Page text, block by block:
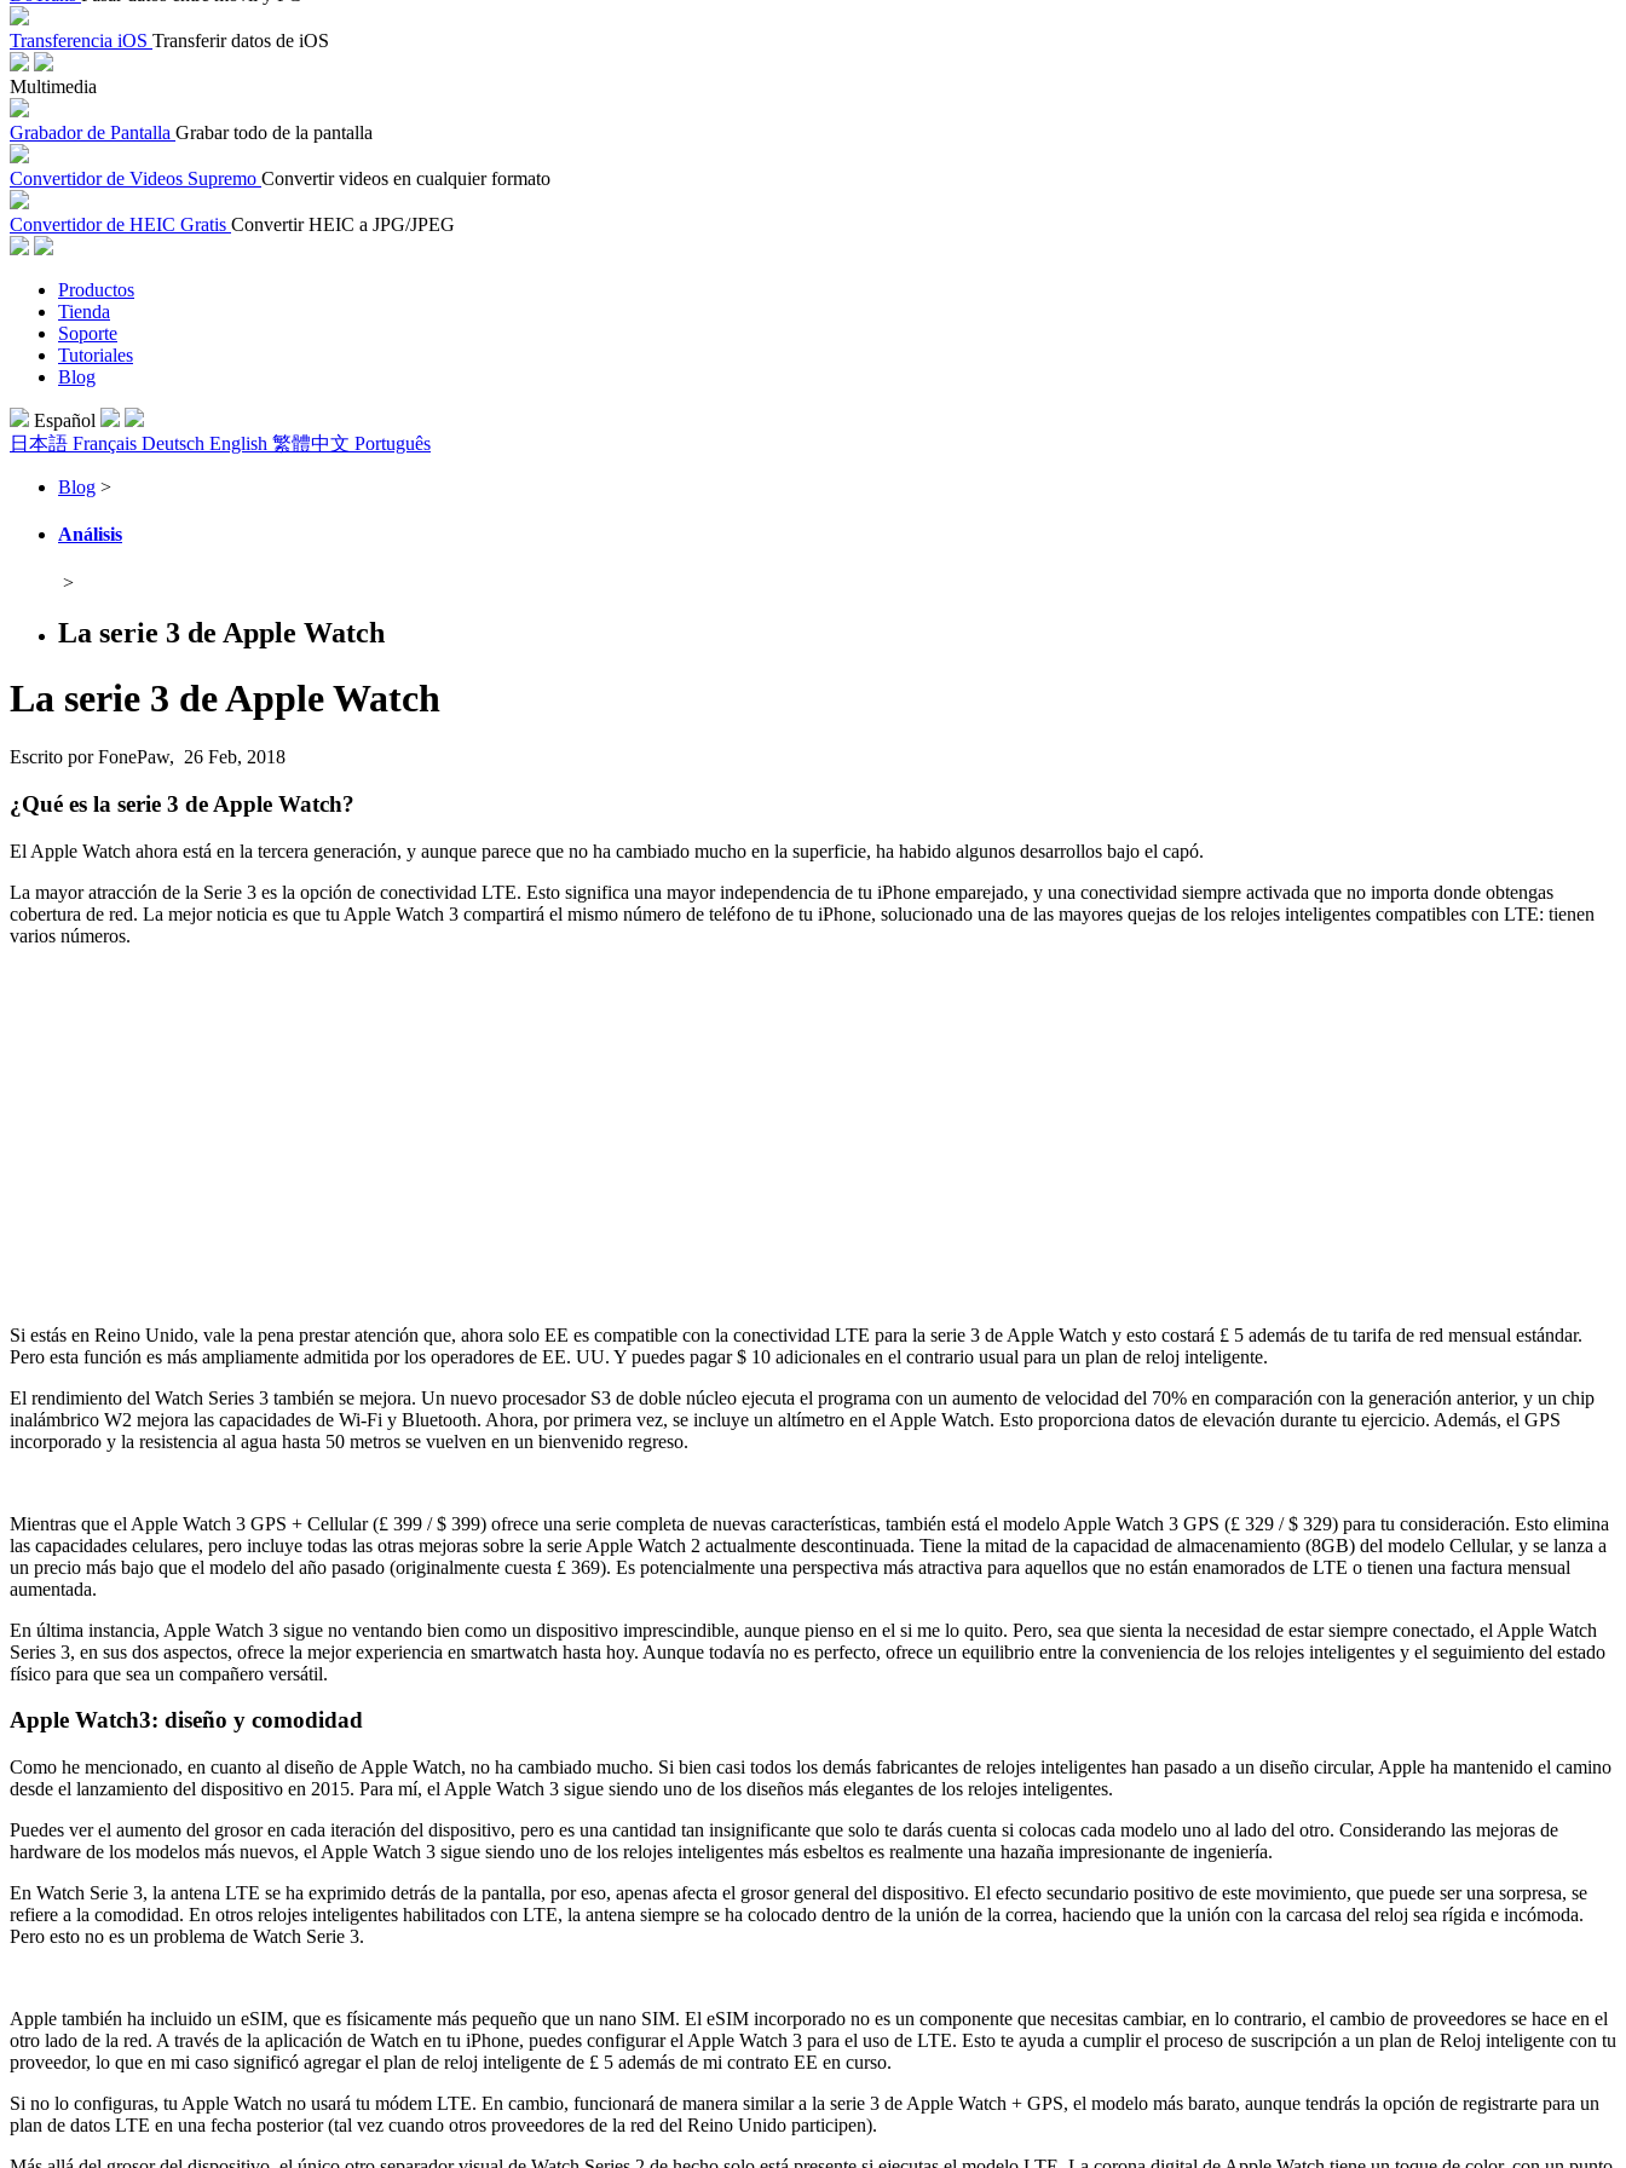
Transferencia iOS Transferir datos de iOS
Multimedia
Grabador de Pantalla Grabar todo de la pantalla
Convertidor de Videos Supremo Convertir videos en cualquier formato
Convertidor de HEIC Gratis Convertir HEIC a JPG/JPEG
Productos
Tienda
Soporte
Tutoriales
Blog
Español
日本語 Français Deutsch English 繁體中文 Português
Blog >
Análisis
>
La serie 3 de Apple Watch
La serie 3 de Apple Watch
Escrito por FonePaw, 26 Feb, 2018
¿Qué es la serie 3 de Apple Watch?
El Apple Watch ahora está en la tercera generación, y aunque parece que no ha cambiado mucho en la superficie, ha habido algunos desarrollos bajo el capó.
La mayor atracción de la Serie 3 es la opción de conectividad LTE. Esto significa una mayor independencia de tu iPhone emparejado, y una conectividad siempre activada que no importa donde obtengas
cobertura de red. La mejor noticia es que tu Apple Watch 3 compartirá el mismo número de teléfono de tu iPhone, solucionado una de las mayores quejas de los relojes inteligentes compatibles con LTE: tienen
varios números.
Si estás en Reino Unido, vale la pena prestar atención que, ahora solo EE es compatible con la conectividad LTE para la serie 3 de Apple Watch y esto costará £ 5 además de tu tarifa de red mensual estándar.
Pero esta función es más ampliamente admitida por los operadores de EE. UU. Y puedes pagar $ 10 adicionales en el contrario usual para un plan de reloj inteligente.
El rendimiento del Watch Series 3 también se mejora. Un nuevo procesador S3 de doble núcleo ejecuta el programa con un aumento de velocidad del 70% en comparación con la generación anterior, y un chip
inalámbrico W2 mejora las capacidades de Wi-Fi y Bluetooth. Ahora, por primera vez, se incluye un altímetro en el Apple Watch. Esto proporciona datos de elevación durante tu ejercicio. Además, el GPS
incorporado y la resistencia al agua hasta 50 metros se vuelven en un bienvenido regreso.
Mientras que el Apple Watch 3 GPS + Cellular (£ 399 / $ 399) ofrece una serie completa de nuevas características, también está el modelo Apple Watch 3 GPS (£ 329 / $ 329) para tu consideración. Esto elimina
las capacidades celulares, pero incluye todas las otras mejoras sobre la serie Apple Watch 2 actualmente descontinuada. Tiene la mitad de la capacidad de almacenamiento (8GB) del modelo Cellular, y se lanza a
un precio más bajo que el modelo del año pasado (originalmente cuesta £ 369). Es potencialmente una perspectiva más atractiva para aquellos que no están enamorados de LTE o tienen una factura mensual
aumentada.
En última instancia, Apple Watch 3 sigue no ventando bien como un dispositivo imprescindible, aunque pienso en el si me lo quito. Pero, sea que sienta la necesidad de estar siempre conectado, el Apple Watch
Series 3, en sus dos aspectos, ofrece la mejor experiencia en smartwatch hasta hoy. Aunque todavía no es perfecto, ofrece un equilibrio entre la conveniencia de los relojes inteligentes y el seguimiento del estado
físico para que sea un compañero versátil.
Apple Watch3: diseño y comodidad
Como he mencionado, en cuanto al diseño de Apple Watch, no ha cambiado mucho. Si bien casi todos los demás fabricantes de relojes inteligentes han pasado a un diseño circular, Apple ha mantenido el camino
desde el lanzamiento del dispositivo en 2015. Para mí, el Apple Watch 3 sigue siendo uno de los diseños más elegantes de los relojes inteligentes.
Puedes ver el aumento del grosor en cada iteración del dispositivo, pero es una cantidad tan insignificante que solo te darás cuenta si colocas cada modelo uno al lado del otro. Considerando las mejoras de
hardware de los modelos más nuevos, el Apple Watch 3 sigue siendo uno de los relojes inteligentes más esbeltos es realmente una hazaña impresionante de ingeniería.
En Watch Serie 3, la antena LTE se ha exprimido detrás de la pantalla, por eso, apenas afecta el grosor general del dispositivo. El efecto secundario positivo de este movimiento, que puede ser una sorpresa, se
refiere a la comodidad. En otros relojes inteligentes habilitados con LTE, la antena siempre se ha colocado dentro de la unión de la correa, haciendo que la unión con la carcasa del reloj sea rígida e incómoda.
Pero esto no es un problema de Watch Serie 3.
Apple también ha incluido un eSIM, que es físicamente más pequeño que un nano SIM. El eSIM incorporado no es un componente que necesitas cambiar, en lo contrario, el cambio de proveedores se hace en el
otro lado de la red. A través de la aplicación de Watch en tu iPhone, puedes configurar el Apple Watch 3 para el uso de LTE. Esto te ayuda a cumplir el proceso de suscripción a un plan de Reloj inteligente con tu
proveedor, lo que en mi caso significó agregar el plan de reloj inteligente de £ 5 además de mi contrato EE en curso.
Si no lo configuras, tu Apple Watch no usará tu módem LTE. En cambio, funcionará de manera similar a la serie 3 de Apple Watch + GPS, el modelo más barato, aunque tendrás la opción de registrarte para un
plan de datos LTE en una fecha posterior (tal vez cuando otros proveedores de la red del Reino Unido participen).